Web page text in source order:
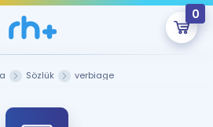
0
Şu An Boş.
Sözlük verbiage